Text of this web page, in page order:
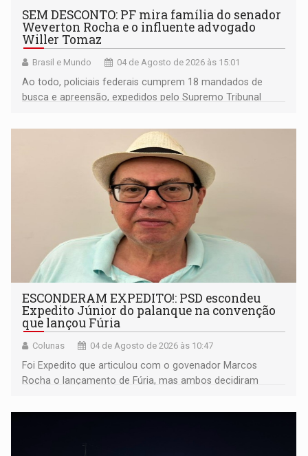
SEM DESCONTO: PF mira família do senador
Weverton Rocha e o influente advogado
Willer Tomaz
Brasil e Mundo 04 de Agosto de 2026 às 15:01
Ao todo, policiais federais cumprem 18 mandados de
busca e apreensão, expedidos pelo Supremo Tribunal
ESCONDERAM EXPEDITO!: PSD escondeu
Expedito Júnior do palanque na convenção
que lançou Fúria
Colunas 04 de Agosto de 2026 às 10:47
Foi Expedito que articulou com o govenador Marcos
Rocha o lançamento de Fúria, mas ambos decidiram
malévola